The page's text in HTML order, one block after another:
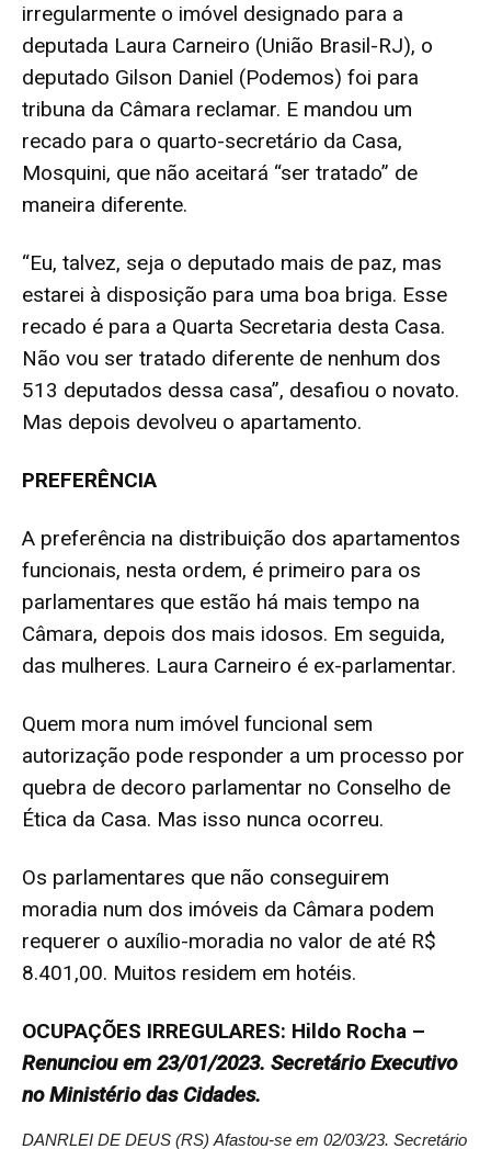
irregularmente o imóvel designado para a
deputada Laura Carneiro (União Brasil-RJ), o
deputado Gilson Daniel (Podemos) foi para
tribuna da Câmara reclamar. E mandou um
recado para o quarto-secretário da Casa,
Mosquini, que não aceitará “ser tratado” de
maneira diferente.
“Eu, talvez, seja o deputado mais de paz, mas
estarei à disposição para uma boa briga. Esse
recado é para a Quarta Secretaria desta Casa.
Não vou ser tratado diferente de nenhum dos
513 deputados dessa casa”, desafiou o novato.
Mas depois devolveu o apartamento.
PREFERÊNCIA
A preferência na distribuição dos apartamentos
funcionais, nesta ordem, é primeiro para os
parlamentares que estão há mais tempo na
Câmara, depois dos mais idosos. Em seguida,
das mulheres. Laura Carneiro é ex-parlamentar.
Quem mora num imóvel funcional sem
autorização pode responder a um processo por
quebra de decoro parlamentar no Conselho de
Ética da Casa. Mas isso nunca ocorreu.
Os parlamentares que não conseguirem
moradia num dos imóveis da Câmara podem
requerer o auxílio-moradia no valor de até R$
8.401,00. Muitos residem em hotéis.
OCUPAÇÕES IRREGULARES: Hildo Rocha –
Renunciou em 23/01/2023. Secretário Executivo
no Ministério das Cidades.
DANRLEI DE DEUS (RS) Afastou-se em 02/03/23. Secretário